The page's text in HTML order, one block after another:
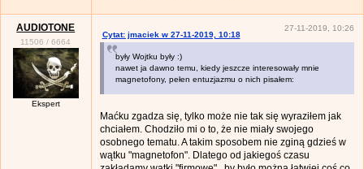
AUDIOTONE
11506 /6664
Ekspert
27-11-2019, 10:26
Cytat: jmaciek w 27-11-2019, 10:18
były Wojtku były :)
nawet ja dawno temu, kiedy jeszcze interesowały mnie
magnetofony, pełen entuzjazmu o nich pisałem:
Maćku zgadza się, tylko może nie tak się wyraziłem jak
chciałem. Chodziło mi o to, że nie miały swojego
osobnego tematu. A takim sposobem nie zginą gdzieś w
wątku "magnetofon". Dlatego od jakiegoś czasu